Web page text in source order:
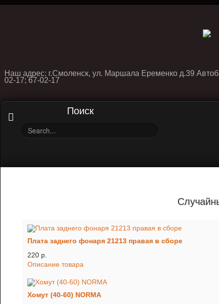
Наш адрес: г.Смоленск, ул. Маршала Еременко д.39
02-17; 67-02-17
Поиск
Плата заднего фонаря 21213 правая в сборе
220 p.
Описание товара
Хомут (40-60) NORMA